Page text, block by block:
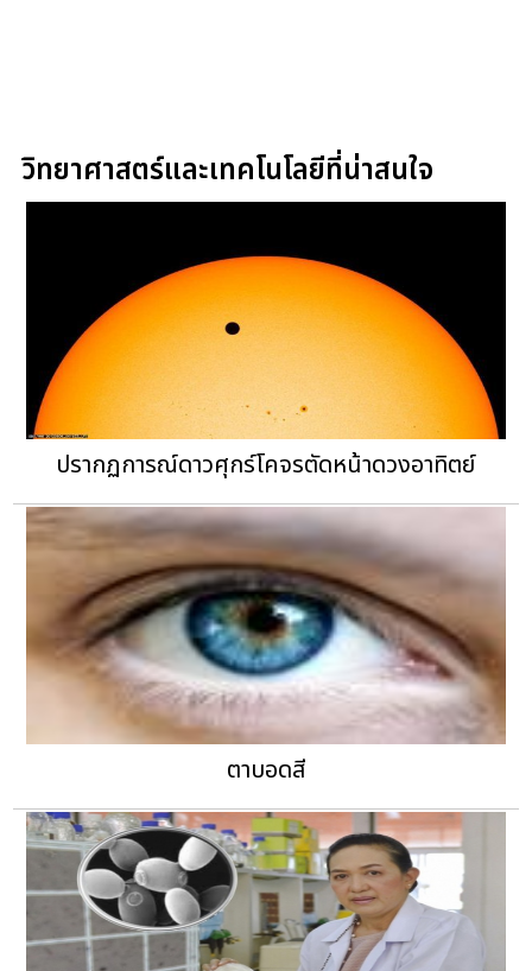
วิทยาศาสตร์และเทคโนโลยีที่น่าสนใจ
ปรากฏการณ์ดาวศุกร์โคจรตัดหน้าดวงอาทิตย์
ตาบอดสี